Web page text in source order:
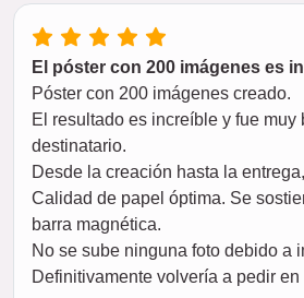
El póster con 200 imágenes es
Póster con 200 imágenes creado.
El resultado es increíble y fue muy
destinatario.
Desde la creación hasta la
Calidad de papel óptima. Se
barra magnética.
No se sube ninguna foto debido a
Definitivamente volvería a pedir